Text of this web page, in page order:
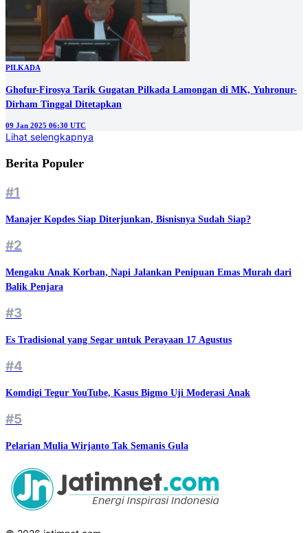
PILKADA
Ghofur-Firosya Tarik Gugatan Pilkada Lamongan di MK, Yuhronur-
Dirham Tinggal Ditetapkan
09 Jan 2025 06:30 UTC
Lihat selengkapnya
Berita Populer
#1
Manajer Kopdes Siap Diterjunkan, Bisnisnya Sudah Siap?
#2
Mengaku Anak Korban, Napi Jalankan Penipuan Emas Murah dari
Balik Penjara
#3
Es Tradisional yang Segar untuk Perayaan 17 Agustus
#4
Komdigi Tegur YouTube, Kasus Bigmo Uji Moderasi Anak
#5
Pelarian Mulia Wirjanto Tak Semanis Gula